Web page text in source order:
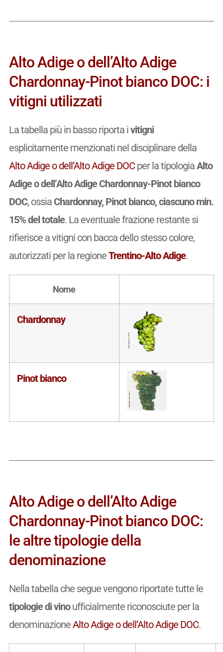
Alto Adige o dell’Alto Adige
Chardonnay-Pinot bianco DOC: i
vitigni utilizzati
La tabella più in basso riporta ivitigni
esplicitamente menzionati nel disciplinare della
Alto Adige o dell’Alto Adige DOCper la tipologiaAlto
Adige o dell’Alto Adige Chardonnay-Pinot bianco
DOC, ossia Chardonnay, Pinot bianco, ciascuno min.
15% del totale. La eventuale frazione restante si
rifierisce a vitigni con bacca dello stesso colore,
autorizzati per la regioneTrentino-Alto Adige.
Nome
Chardonnay
Pinot bianco
Alto Adige o dell’Alto Adige
Chardonnay-Pinot bianco DOC:
le altre tipologie della
denominazione
Nella tabella che segue vengono riportate tutte le
tipologie di vinoufficialmente riconosciute per la
denominazioneAlto Adige o dell’Alto Adige DOC.